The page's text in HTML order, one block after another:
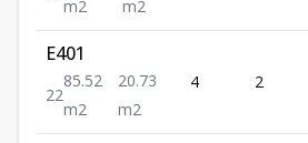
m2
m2
E401
22
85.52
m2
20.73
m2
4 2